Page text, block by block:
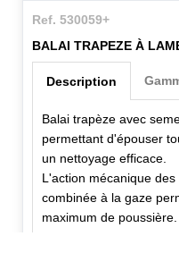
Ref. 530059+
BALAI TRAPEZE À
Description
Balai trapèze avec
permettant d'épouser
un nettoyage efficace.
L'action mécanique
combinée à la gaze
maximum de poussière.